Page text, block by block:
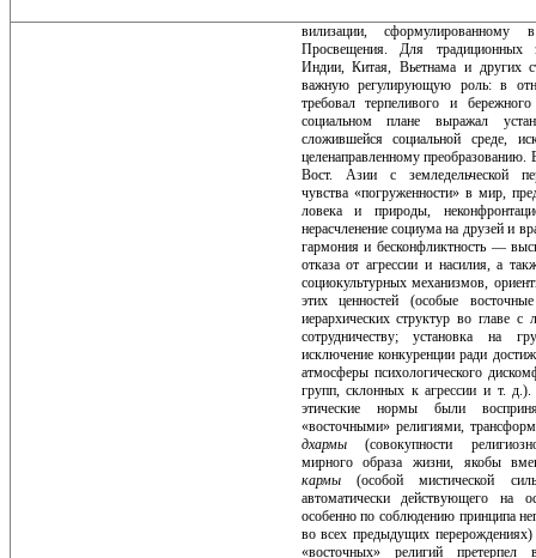
вилизации,
Просвещения. Для традиционных
Индии, Китая, Вьетнама и других
важную регулирующую роль: в
требовал терпеливого и
социальном плане выражал
сложившейся социальной среде,
целенаправленному
Вост. Азии с земледельческой
чувства «погруженности» в мир,
ловека и природы,
нерасчленение социума на друзей и
гармония и бесконфликтность —
отказа от агрессии и на­силия, а
социокультур­ных механизмов,
этих ценностей (особые
иерархических структур во главе
сотрудничеству; установка на
исключение конкуренции ради
атмосферы психологиче­ского
групп, склон­ных к агрессии и т.
этиче­ские нормы были
«восточными» религиями,
дхармы(совокупности
мирного образа жизни, якобы
кармы(особой мистической
автоматически действующе­го на
особенно по соблюде­нию принципа
во всех предыдущих
«восточных» религий